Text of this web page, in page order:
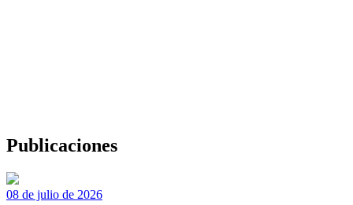
Publicaciones
08 de julio de 2026